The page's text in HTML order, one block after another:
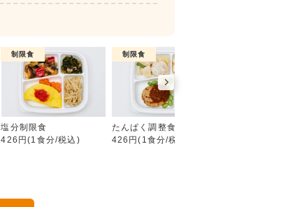
糖質制限食
制限食
塩分制限食
426円(1食分/税込)
制限食
たんぱく調整食
426円(1食分/税込)